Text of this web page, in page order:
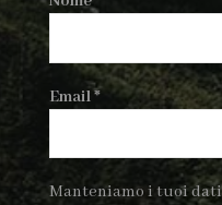
Email*
Manteniamo i tuoi